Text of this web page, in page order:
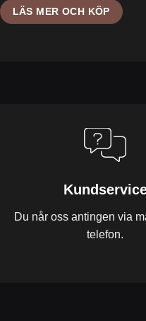
LÄS MER OCH KÖP
Du når oss antingen via
telefon.